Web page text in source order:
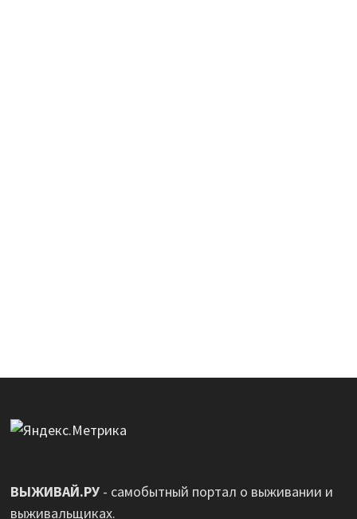
ВЫЖИВАЙ.РУ- самобытный портал о выживании и
выживальщиках.